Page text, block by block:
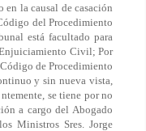
la causal de casación
del Procedimiento
está facultado para
Civil; Por
de Procedimiento
y sin nueva vista,
se tiene por no
a cargo del Abogado
Ministros Sres. Jorge